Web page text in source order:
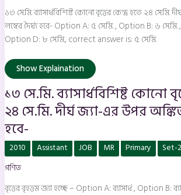
১৩ সে.মি. ব্যাসার্ধবিশিষ্ট কোনো বৃত্তের কেন্দ্র হতে ২৪ সে.মি.
লম্বের দৈর্ঘ্য হবে- Option A: ৫ সে.মি. , Option B: ৬
Option D: ৮ সে.মি., correct answer is: ৫ সে.মি.
কেন্দ্র
হতে
২৪
সে.মি.
দীর্ঘ
এর
উপর
অঙ্কিত
লম্বের
দৈর্ঘ্য
হবে-
Show Explaination
১৩ সে.মি. ব্যাসার্ধবিশিষ্ট কোনো
২৪ সে.মি. দীর্ঘ জ্যা-এর উপর
হবে-
2010 Assistant JOB MR Primary Set-2
গণিত
বৃত্তের বৃহত্তম জ্যা হচ্ছে – Option A: ব্যাসার্ধ , Option B:
বৃত্তের
বৃহত্তম
জ্যা
হচ্ছে